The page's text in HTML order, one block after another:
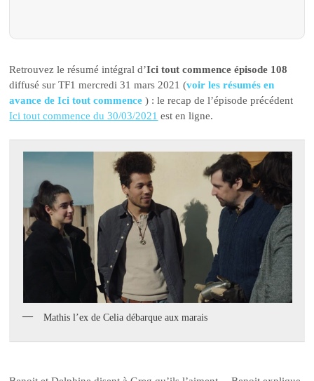
Retrouvez le résumé intégral d’Ici tout commence épisode 108
diffusé sur TF1 mercredi 31 mars 2021 (voir les résumés en
avance de Ici tout commence) : le recap de l’épisode précédent
Ici tout commence du 30/03/2021 est en ligne.
Mathis l’ex de Celia débarque aux marais